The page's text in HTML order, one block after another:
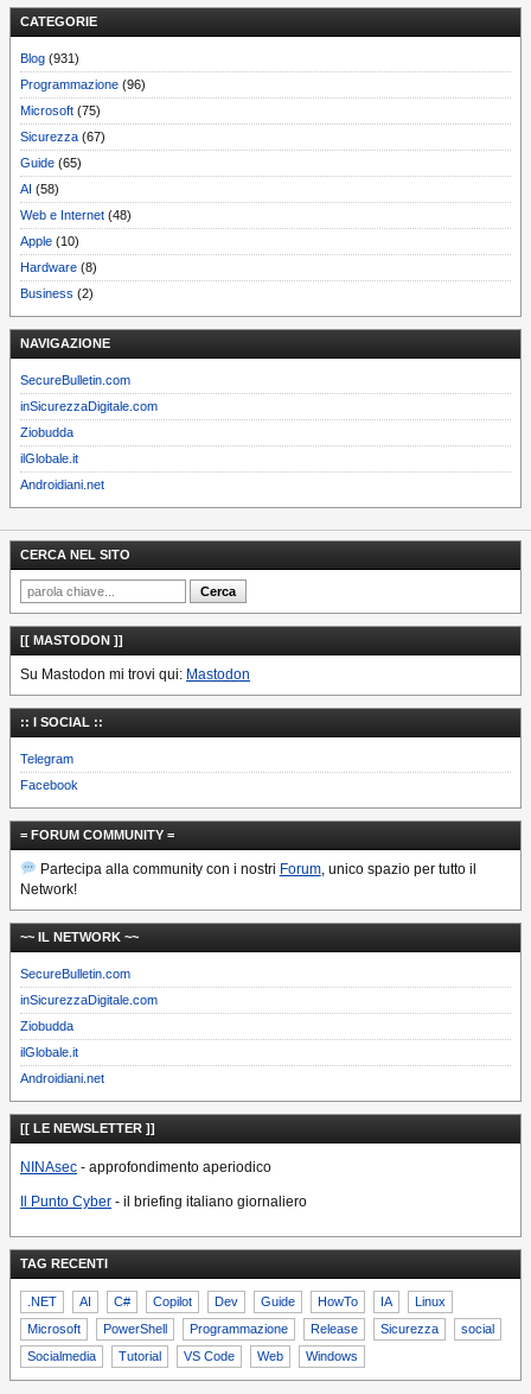
CATEGORIE
Blog (931)
Programmazione (96)
Microsoft (75)
Sicurezza (67)
Guide (65)
AI (58)
Web e Internet (48)
Apple (10)
Hardware (8)
Business (2)
NAVIGAZIONE
SecureBulletin.com
inSicurezzaDigitale.com
Ziobudda
ilGlobale.it
Androidiani.net
CERCA NEL SITO
[[ MASTODON ]]
Su Mastodon mi trovi qui: Mastodon
:: I SOCIAL ::
Telegram
Facebook
= FORUM COMMUNITY =
Partecipa alla community con i nostri Forum, unico spazio per tutto il
Network!
~~ IL NETWORK ~~
SecureBulletin.com
inSicurezzaDigitale.com
Ziobudda
ilGlobale.it
Androidiani.net
[[ LE NEWSLETTER ]]
NINAsec - approfondimento aperiodico
Il Punto Cyber - il briefing italiano giornaliero
TAG RECENTI
.NET AI C# Copilot Dev Guide HowTo IA
Linux
Microsoft
PowerShell Programmazione Release Sicurezza
social
Socialmedia
Tutorial VS Code Web Windows